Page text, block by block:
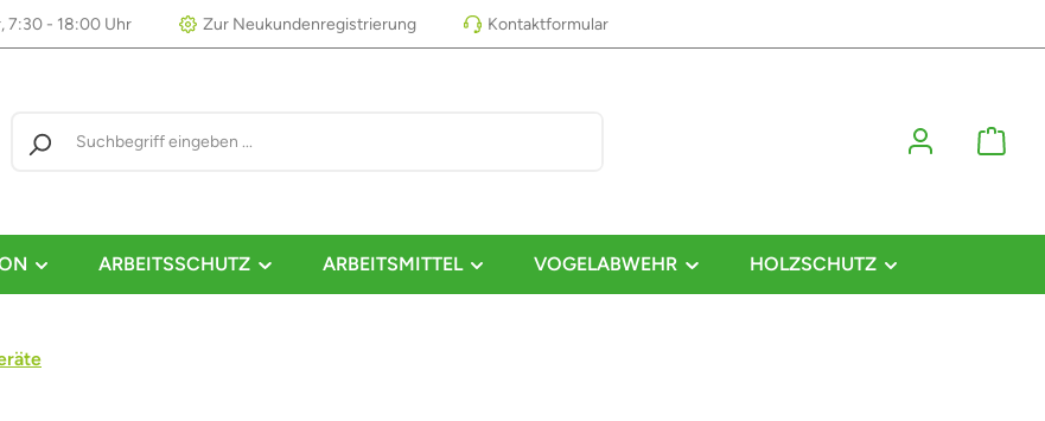
7:30 - 18:00 Uhr Zur Neukundenregistrierung Kontaktformular
ARBEITSSCHUTZ ARBEITSMITTEL VOGELABWEHR HOLZSCHUTZ